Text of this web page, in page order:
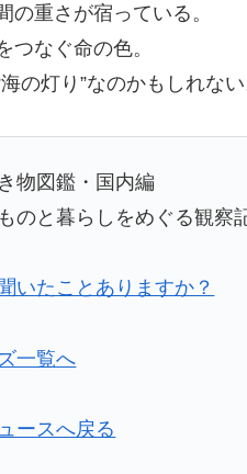
の重さが宿っている。
つなぐ命の色。
の灯り”なのかもしれな
物図鑑・国内編
のと暮らしをめぐる観察
いたことありますか？
一覧へ
ースへ戻る